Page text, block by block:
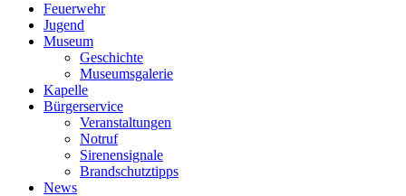
Feuerwehr
Jugend
Museum
Geschichte
Museumsgalerie
Kapelle
Bürgerservice
Veranstaltungen
Notruf
Sirenensignale
Brandschutztipps
News